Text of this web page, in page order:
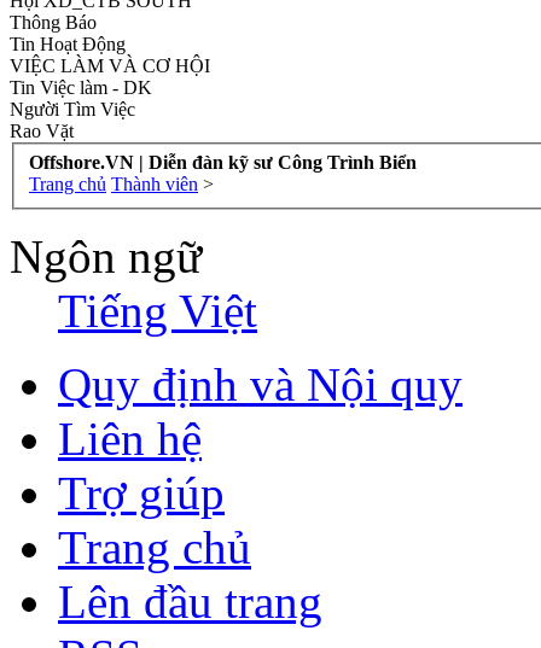
Thông Báo
Tin Hoạt Động
VIỆC LÀM VÀ CƠ HỘI
Tin Việc làm - DK
Người Tìm Việc
Rao Vặt
Offshore.VN | Diễn đàn kỹ sư Công Trình Biển
Trang chủ Thành viên >
Ngôn ngữ
Tiếng Việt
Quy định và Nội quy
Liên hệ
Trợ giúp
Trang chủ
Lên đầu trang